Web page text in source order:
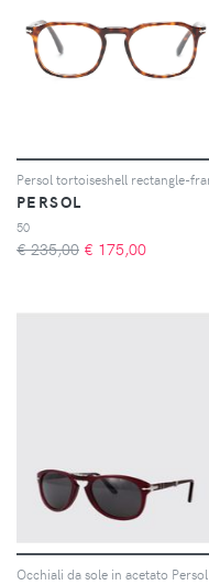
PERSOL
50
€ 235,00 € 175,00
Occhiali da sole in acetato Persol